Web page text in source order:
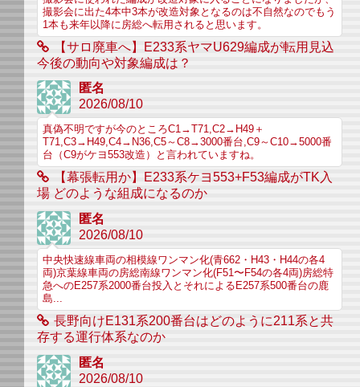
撮影会に出た4本中3本が改造対象となるのは不自然なのでもう
1本も来年以降に房総へ転用されると思います。
【サロ廃車へ】E233系ヤマU629編成が転用見込
今後の動向や対象編成は？
匿名
2026/08/10
真偽不明ですが今のところC1→T71,C2→H49＋
T71,C3→H49,C4→N36,C5～C8→3000番台,C9～C10→5000番
台（C9がケヨ553改造）と言われていますね。
【幕張転用か】E233系ケヨ553+F53編成がTK入
場 どのような組成になるのか
匿名
2026/08/10
中央快速線車両の相模線ワンマン化(青662・H43・H44の各4
両)京葉線車両の房総南線ワンマン化(F51〜F54の各4両)房総特
急へのE257系2000番台投入とそれによるE257系500番台の鹿
島...
長野向けE131系200番台はどのように211系と共
存する運行体系なのか
匿名
2026/08/10